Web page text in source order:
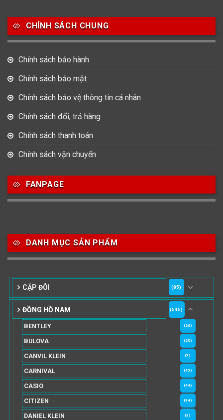
CHÍNH SÁCH CHUNG
Chính sách bảo hành
Chính sách bảo mật
Chính sách bảo vệ thông tin cá nhân
Chính sách đổi, trả hàng
Chính sách thanh toán
Chính sách vận chuyển
FANPAGE
DANH MỤC SẢN PHẨM
CẶP ĐÔI (85)
ĐỒNG HỒ NAM (545)
BENTLEY (26)
BULOVA (20)
CANVIL KLEIN (7)
CARNIVAL (45)
CASIO (44)
CITIZEN (94)
DANIEL KLEIN (3)